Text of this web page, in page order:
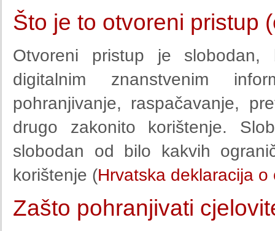
Što je to otvoreni pristup
Otvoreni pristup je slobodan,
digitalnim znanstvenim
pohranjivanje, raspačavanje,
drugo zakonito korištenje.
slobodan od bilo kakvih
korištenje (Hrvatska deklaracija
Zašto pohranjivati